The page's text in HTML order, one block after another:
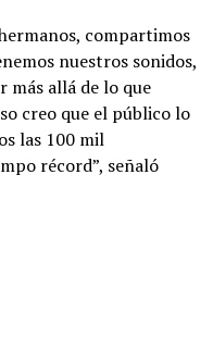
compartimos
nuestros sonidos,
más allá de lo que
creo que el público lo
las 100 mil
récord”, señaló